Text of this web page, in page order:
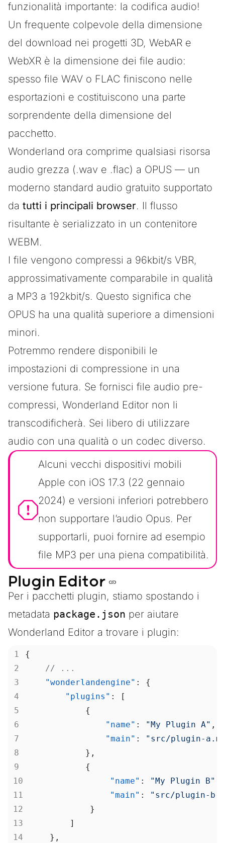
funzionalità importante: la codifica audio!
Un frequente colpevole della dimensione
del download nei progetti 3D, WebAR e
WebXR è la dimensione dei file audio:
spesso file WAV o FLAC finiscono nelle
esportazioni e costituiscono una parte
sorprendente della dimensione del
pacchetto.
Wonderland ora comprime qualsiasi risorsa
audio grezza (.wav e .flac) a OPUS — un
moderno standard audio gratuito supportato
da tutti i principali browser. Il flusso
risultante è serializzato in un contenitore
WEBM.
I file vengono compressi a 96kbit/s VBR,
approssimativamente comparabile in qualità
a MP3 a 192kbit/s. Questo significa che
OPUS ha una qualità superiore a dimensioni
minori.
Potremmo rendere disponibili le
impostazioni di compressione in una
versione futura. Se fornisci file audio pre-
compressi, Wonderland Editor non li
transcodificherà. Sei libero di utilizzare
audio con una qualità o un codec diverso.
Alcuni vecchi dispositivi mobili
Apple con iOS 17.3 (22 gennaio
2024) e versioni inferiori potrebbero
non supportare l’audio Opus. Per
supportarli, puoi fornire ad esempio
file MP3 per una piena compatibilità.
Plugin Editor
Per i pacchetti plugin, stiamo spostando i
metadata package.json per aiutare
Wonderland Editor a trovare i plugin:
{
    // ...
    "wonderlandengine"
: {
        "plugins"
: [
            {
                "name"
: "My Plugin A" ,
                "main"
: "src/plugin-
            },
            {
                "name"
: "My Plugin B"
                "main"
: "src/plugin-
            }
        ]
    },